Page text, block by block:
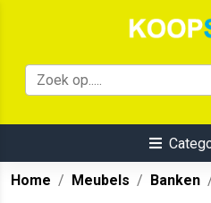
Home Meubels Banken